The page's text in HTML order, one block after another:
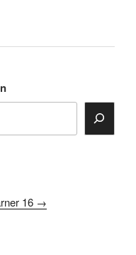
16 →